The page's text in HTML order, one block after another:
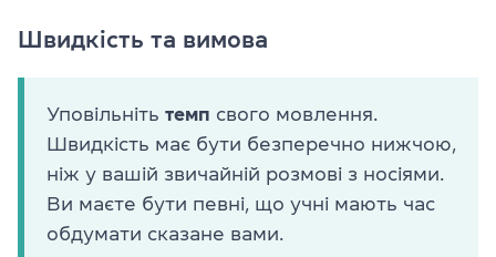
Швидкість та вимова
Уповільніть темп свого мовлення.
Швидкість має бути безперечно нижчою,
ніж у вашій звичайній розмові з носіями.
Ви маєте бути певні, що учні мають час
обдумати сказане вами.